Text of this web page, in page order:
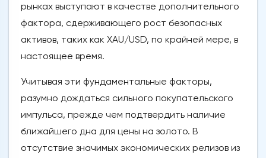
рынках выступают в качестве дополнительного
фактора, сдерживающего рост безопасных
активов, таких как XAU/USD, по крайней мере, в
настоящее время.
Учитывая эти фундаментальные факторы,
разумно дождаться сильного покупательского
импульса, прежде чем подтвердить наличие
ближайшего дна для цены на золото. В
отсутствие значимых экономических релизов из